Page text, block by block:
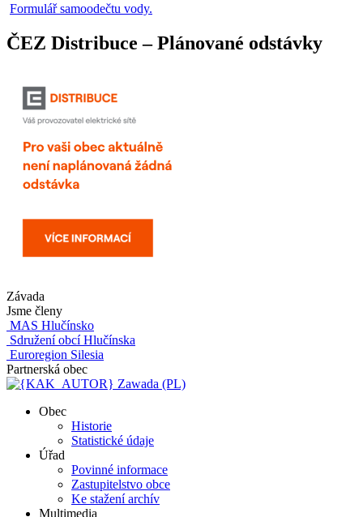
Formulář samoodečtu vody.
ČEZ Distribuce – Plánované odstávky
Závada
Jsme členy
MAS Hlučínsko
Sdružení obcí Hlučínska
Euroregion Silesia
Partnerská obec
Zawada (PL)
Obec
Historie
Statistické údaje
Úřad
Povinné informace
Zastupitelstvo obce
Ke stažení archív
Multimedia